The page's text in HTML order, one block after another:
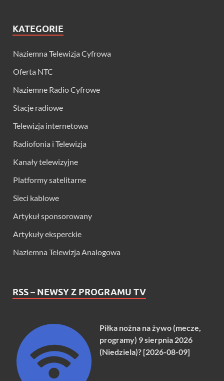
KATEGORIE
Naziemna Telewizja Cyfrowa
Oferta NTC
Naziemne Radio Cyfrowe
Stacje radiowe
Telewizja internetowa
Radiofonia i Telewizja
Kanały telewizyjne
Platformy satelitarne
Sieci kablowe
Artykuł sponsorowany
Artykuły eksperckie
Naziemna Telewizja Analogowa
RSS – NEWSY Z PROGRAMU TV
Piłka nożna na żywo (mecze,
programy) 9 sierpnia 2026
(Niedziela)? [2026-08-09]